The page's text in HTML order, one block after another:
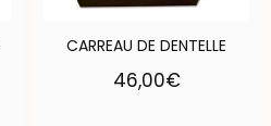
CARREAU DE DENTELLE
46,00€